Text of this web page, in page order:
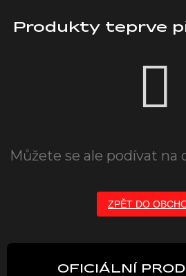
Produkty teprve
Můžete se ale podívat
ZPĚT DO
OFICIÁLNÍ